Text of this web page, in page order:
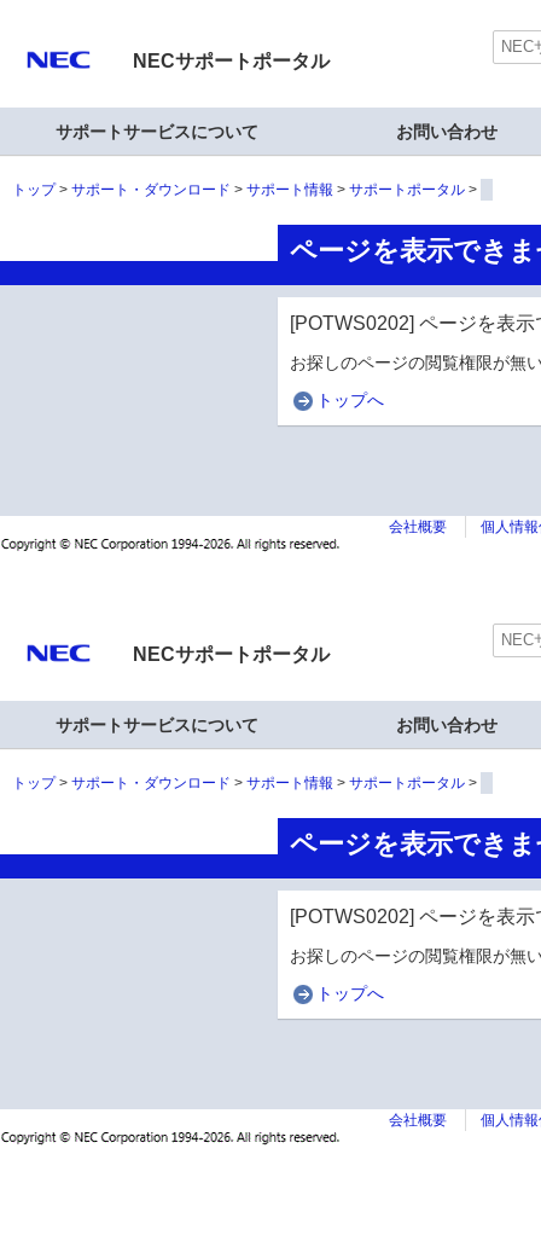
NECサポートポータル
サポートサービスについて お問い合わせ
トップ サポート・ダウンロード サポート情報 サポートポータル
ページを表示でき
[POTWS0202] ページを表
お探しのページの閲覧権限が無
トップへ
会社概要 個人情
NECサポートポータル
サポートサービスについて お問い合わせ
トップ サポート・ダウンロード サポート情報 サポートポータル
ページを表示でき
[POTWS0202] ページを表
お探しのページの閲覧権限が無
トップへ
会社概要 個人情